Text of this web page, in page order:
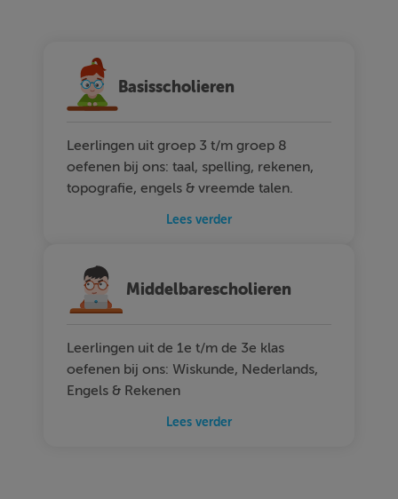
Basisscholieren
Leerlingen uit groep 3 t/m groep 8
oefenen bij ons: taal, spelling, rekenen,
topografie, engels & vreemde talen.
Lees verder
Middelbarescholieren
Leerlingen uit de 1e t/m de 3e klas
oefenen bij ons: Wiskunde, Nederlands,
Engels & Rekenen
Lees verder